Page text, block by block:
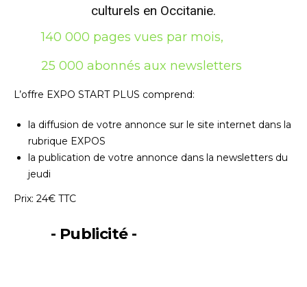
Adresse email*
culturels en Occitanie.
140 000 pages vues par mois,
25 000 abonnés aux newsletters
L’offre EXPO START PLUS comprend:
la diffusion de votre annonce sur le site internet dans la
rubrique EXPOS
la publication de votre annonce dans la newsletters du
jeudi
Prix: 24€ TTC
- Publicité -